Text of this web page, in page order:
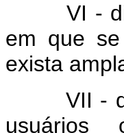
VI -
em que
exista
VII -
usuários